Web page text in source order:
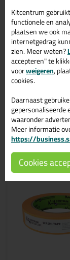
Steel van
Wit
Tips &
Rond
In de volgende
Kitcentrum
functionele en
plaatsen we ook
internetgedrag
zien. Meer weten?
accepteren" te
voorweigeren,
cookies.
Daarnaast
waaronder
Meer informatie
https://
Cookies